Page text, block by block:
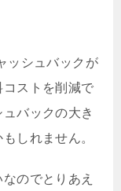
ッシュバックが
ストを削減で
バックの大き
しれません。
のでとりあえ